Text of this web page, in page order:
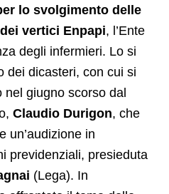
lo svolgimento delle
vertici Enpapi, l’Ente
degli infermieri. Lo si
dei dicasteri, con cui si
giugno scorso dal
Claudio Durigon, che
un’audizione in
previdenziali, presieduta
(Lega). In